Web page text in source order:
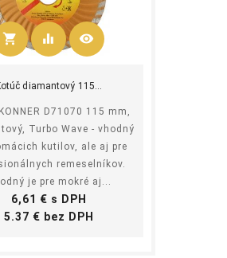
shopping_cart
Kúpiť
equalizer visibility
diamantový 115...
D71070 115 mm,
Turbo Wave - vhodný
kutilov, ale aj pre
remeselníkov.
je pre mokré aj...
Cena
6,61 € s DPH
5.37 € bez DPH